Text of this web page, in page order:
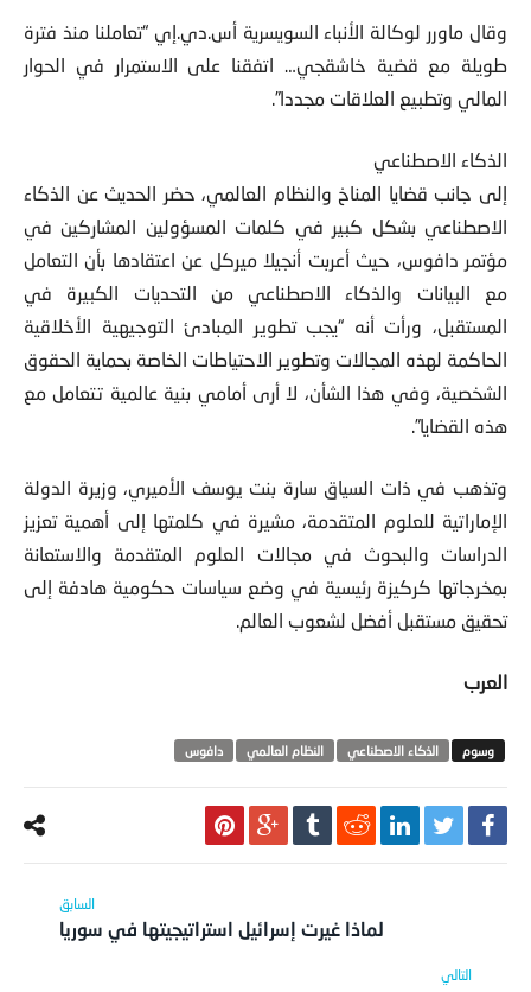
طويلة مع قضية خاشقجي… اتفقنا على الاستمرار في الحوار
المالي وتطبيع العلاقات مجددا”.
إلى جانب قضايا المناخ والنظام العالمي، حضر الحديث عن الذكاء
الاصطناعي بشكل كبير في كلمات المسؤولين المشاركين في
مؤتمر دافوس، حيث أعربت أنجيلا ميركل عن اعتقادها بأن التعامل
مع البيانات والذكاء الاصطناعي من التحديات الكبيرة في
المستقبل، ورأت أنه “يجب تطوير المبادئ التوجيهية الأخلاقية
الحاكمة لهذه المجالات وتطوير الاحتياطات الخاصة بحماية الحقوق
الشخصية، وفي هذا الشأن، لا أرى أمامي بنية عالمية تتعامل مع
هذه القضايا”.
الإماراتية للعلوم المتقدمة، مشيرة في كلمتها إلى أهمية تعزيز
الدراسات والبحوث في مجالات العلوم المتقدمة والاستعانة
بمخرجاتها كركيزة رئيسية في وضع سياسات حكومية هادفة إلى
تحقيق مستقبل أفضل لشعوب العالم.
لماذا غيرت إسرائيل استراتيجيتها في سوريا
السعودية تستعد لتراجع النفوذ الإيراني في العراق